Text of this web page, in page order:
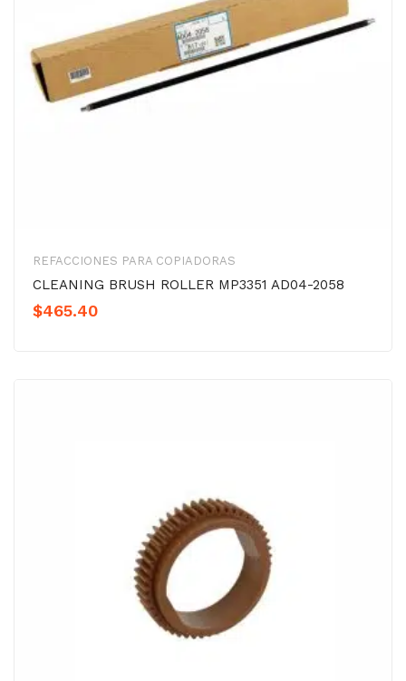
REFACCIONES PARA COPIADORAS
CLEANING BRUSH ROLLER MP3351 AD04-2058
$465.40